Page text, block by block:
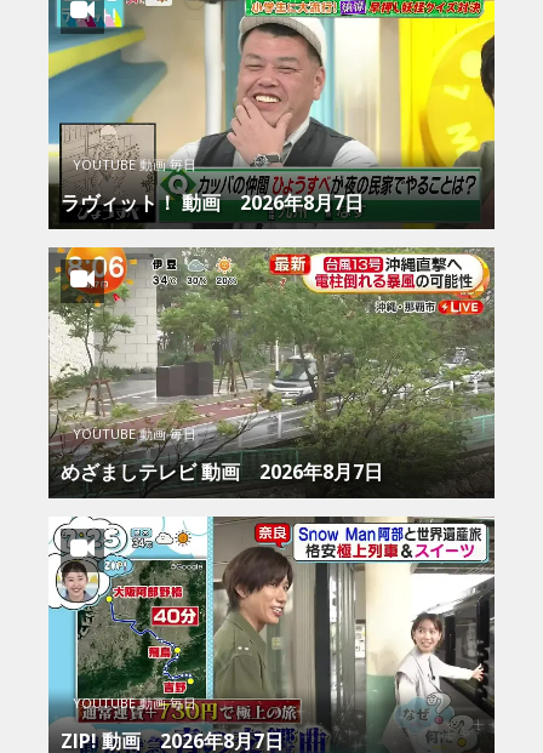
YOUTUBE 動画 毎日
ラヴィット！ 動画 2026年8月7日
YOUTUBE 動画 毎日
めざましテレビ 動画 2026年8月7日
YOUTUBE 動画 毎日
ZIP! 動画 2026年8月7日